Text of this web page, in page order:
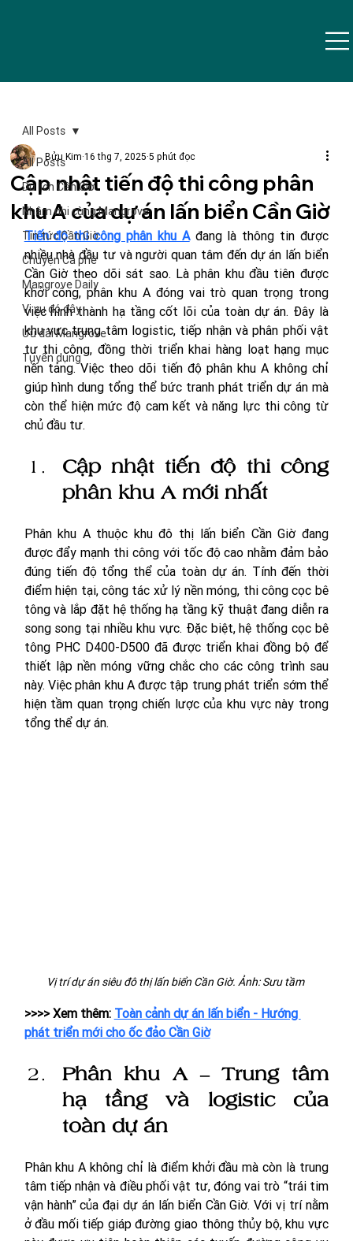
All Posts
Du lịch Cần Giờ
Nhâm nhi cùng Mangrove
Tin tức Cần Giờ
Chuyện Cà phê
Mangrove Daily
Vi vu đó đây
Ưu đãi Mangrove
Tuyển dụng
All Posts
Cập nhật tiến độ thi công phân
khu A của dự án lấn biển Cần Giờ
Bửu Kim 16 thg 7, 2025 5 phút đọc
Tiến độ thi công phân khu A đang là thông tin được
nhiều nhà đầu tư và người quan tâm đến dự án lấn biển
Cần Giờ theo dõi sát sao. Là phân khu đầu tiên được
khởi công, phân khu A đóng vai trò quan trọng trong
việc hình thành hạ tầng cốt lõi của toàn dự án. Đây là
khu vực trung tâm logistic, tiếp nhận và phân phối vật
tư thi công, đồng thời triển khai hàng loạt hạng mục
nền tảng. Việc theo dõi tiến độ phân khu A không chỉ
giúp hình dung tổng thể bức tranh phát triển dự án mà
còn thể hiện mức độ cam kết và năng lực thi công từ
chủ đầu tư.
Cập nhật tiến độ thi công
phân khu A mới nhất
Phân khu A thuộc khu đô thị lấn biển Cần Giờ đang
được đẩy mạnh thi công với tốc độ cao nhằm đảm bảo
đúng tiến độ tổng thể của toàn dự án. Tính đến thời
điểm hiện tại, công tác xử lý nền móng, thi công cọc bê
tông và lắp đặt hệ thống hạ tầng kỹ thuật đang diễn ra
song song tại nhiều khu vực. Đặc biệt, hệ thống cọc bê
tông PHC D400-D500 đã được triển khai đồng bộ để
thiết lập nền móng vững chắc cho các công trình sau
này. Việc phân khu A được tập trung phát triển sớm thể
hiện tầm quan trọng chiến lược của khu vực này trong
tổng thể dự án.
Vị trí dự án siêu đô thị lấn biển Cần Giờ. Ảnh: Sưu tầm
>>>> Xem thêm: Toàn cảnh dự án lấn biển - Hướng
phát triển mới cho ốc đảo Cần Giờ
Phân khu A – Trung tâm
hạ tầng và logistic của
toàn dự án
Phân khu A không chỉ là điểm khởi đầu mà còn là trung
tâm tiếp nhận và điều phối vật tư, đóng vai trò “trái tim
vận hành” của đại dự án lấn biển Cần Giờ. Với vị trí nằm
ở đầu mối tiếp giáp đường giao thông thủy bộ, khu vực